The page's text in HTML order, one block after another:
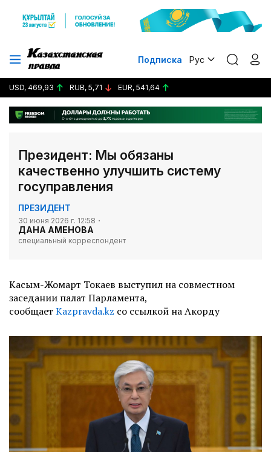
Подписка Рус
USD, 469,93 RUB, 5,71 EUR, 541,64
Президент: Мы обязаны
качественно улучшить систему
госуправления
ПРЕЗИДЕНТ
30 июня 2026 г. 12:58
ДАНА АМЕНОВА
специальный корреспондент
Касым-Жомарт Токаев выступил на совместном
заседании палат Парламента,
сообщает Kazpravda.kz со ссылкой на Акорду